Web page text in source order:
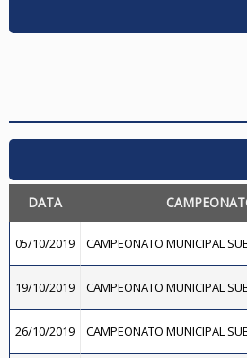
DATA
05/10/2019 CAMPEONATO MUNICIPAL
19/10/2019 CAMPEONATO MUNICIPAL
26/10/2019 CAMPEONATO MUNICIPAL